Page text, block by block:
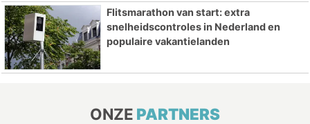
Flitsmarathon van start: extra
snelheidscontroles in Nederland en
populaire vakantielanden
ONZE PARTNERS